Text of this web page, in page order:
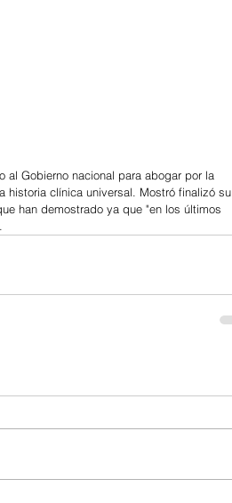
al Gobierno nacional para abogar por la
historia clínica universal. Mostró finalizó su
han demostrado ya que "en los últimos